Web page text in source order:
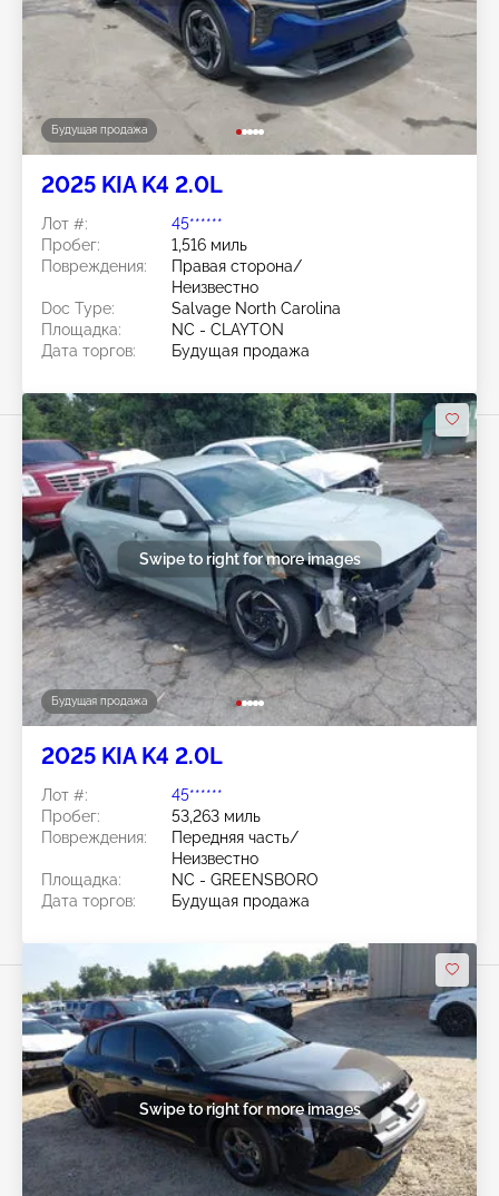
Будущая продажа
2025 KIA K4 2.0L
Лот #:
45******
Пробег:
1,516 миль
Повреждения:
Правая сторона/
Неизвестно
Doc Type:
Salvage North Carolina
Площадка:
NC - CLAYTON
Дата торгов:
Будущая продажа
Будущая продажа
Swipe to right for more images
2025 KIA K4 2.0L
Лот #:
45******
Пробег:
53,263 миль
Повреждения:
Передняя часть/
Неизвестно
Площадка:
NC - GREENSBORO
Дата торгов:
Будущая продажа
Swipe to right for more images